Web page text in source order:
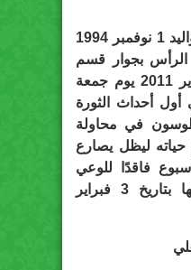
“محمد رمضان” من مواليد 1 نوفمبر 1994
بجوار قسم
ثاني المنتزه في 28 يناير 2011 يوم جمعة
أول أحداث الثورة
في محاولة
حياته ليظل يصارع
فاقدًا للوعي
لتصعد روحه إلى بارئها بتاريخ 3 فبراير